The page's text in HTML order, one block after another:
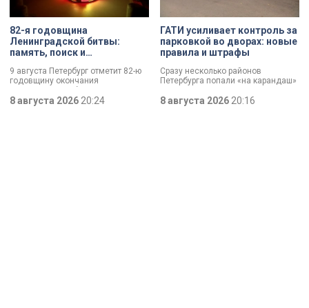
82-я годовщина
Ленинградской битвы:
память, поиск и
9 августа Петербург отметит 82-ю
годовщину окончания
Ленинградской битвы. Это День
воинской славы, который был
официально установлен в апреле
8 августа 2026 20:24
ГАТИ усиливает контроль за
парковкой во дворах: новые
правила и штрафы
Сразу несколько районов
Петербурга попали «на карандаш»
парковкой во дворах. За два
летних месяца только по
8 августа 2026 20:16